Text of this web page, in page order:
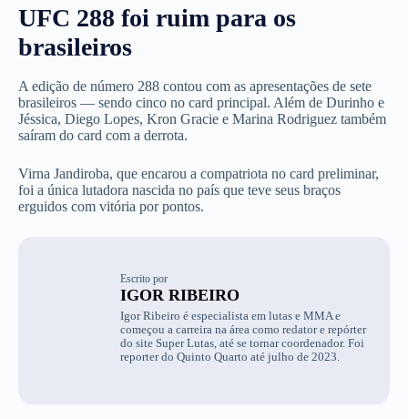
UFC 288 foi ruim para os
brasileiros
A edição de número 288 contou com as apresentações de sete
brasileiros — sendo cinco no card principal. Além de Durinho e
Jéssica, Diego Lopes, Kron Gracie e Marina Rodriguez também
saíram do card com a derrota.
Virna Jandiroba, que encarou a compatriota no card preliminar,
foi a única lutadora nascida no país que teve seus braços
erguidos com vitória por pontos.
Escrito por
IGOR RIBEIRO
Igor Ribeiro é especialista em lutas e MMA e
começou a carreira na área como redator e repórter
do site Super Lutas, até se tornar coordenador. Foi
reporter do Quinto Quarto até julho de 2023.